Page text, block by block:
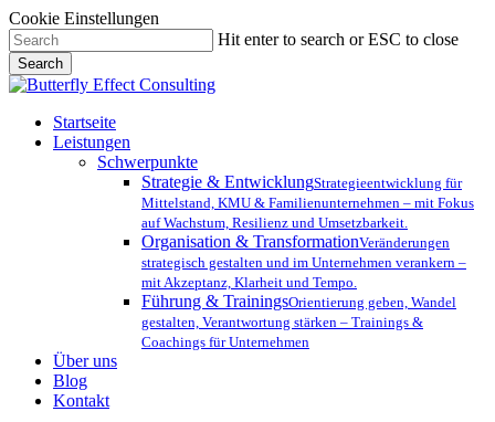
Cookie Einstellungen
Skip
to
main
content
Hit enter to search or ESC to close
Search
Close
Menu
Startseite
Leistungen
Schwerpunkte
Strategie & EntwicklungStrategieentwicklung für
Mittelstand, KMU & Familienunternehmen – mit Fokus
auf Wachstum, Resilienz und Umsetzbarkeit.
Organisation & TransformationVeränderungen
strategisch gestalten und im Unternehmen verankern –
mit Akzeptanz, Klarheit und Tempo.
Führung & TrainingsOrientierung geben, Wandel
gestalten, Verantwortung stärken – Trainings &
Coachings für Unternehmen
Über uns
Blog
Kontakt